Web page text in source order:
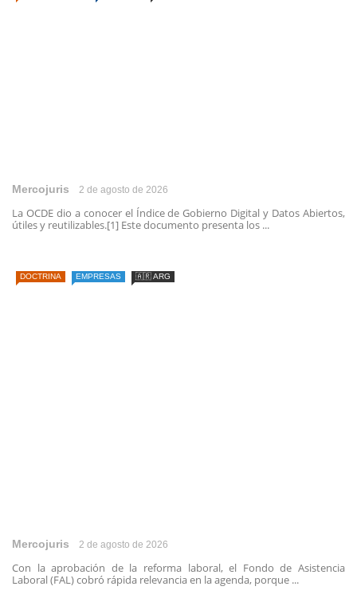
Mercojuris 2 de agosto de 2026
La OCDE dio a conocer el Índice de Gobierno Digital y Datos Abiertos,
útiles y reutilizables.[1] Este documento presenta los ...
DOCTRINA EMPRESAS 🇦🇷 ARG
Mercojuris 2 de agosto de 2026
Con la aprobación de la reforma laboral, el Fondo de Asistencia
Laboral (FAL) cobró rápida relevancia en la agenda, porque ...